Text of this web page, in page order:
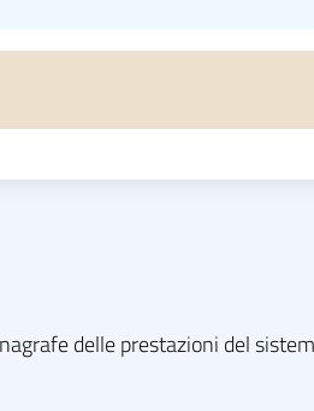
delle prestazioni del